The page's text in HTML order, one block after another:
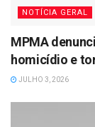
NOTÍCIA GERAL
MPMA
homicídio e
JULHO 3, 2026